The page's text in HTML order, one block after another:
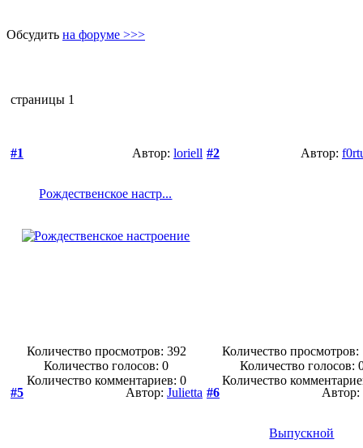
Обсудить на форуме >>>
страницы 1
#1 Автор: loriell
Рождественское настр...
Количество просмотров: 392
Количество голосов:0
Количество комментариев: 0
#2 Автор:
Количество просмотров:
Количество голосов:
Количество
#5
Автор: Julietta #6 Автор:
Выпускной